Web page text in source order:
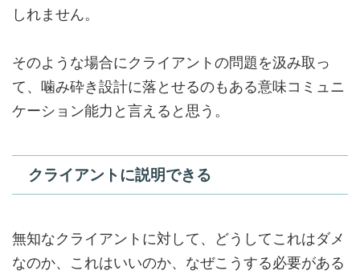
しれません。
そのような場合にクライアントの問題を汲み取っ
て、噛み砕き設計に落とせるのもある意味コミュニ
ケーション能力と言えると思う。
クライアントに説明できる
無知なクライアントに対して、どうしてこれはダメ
なのか、これはいいのか、なぜこうする必要がある